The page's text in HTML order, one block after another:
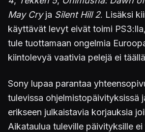
May Cryja Silent Hill 2. Lisäksi
käyttävät levyt eivät toimi
tule tuottamaan ongelmia
kiintolevyä vaativia pelejä ei
Sony lupaa parantaa
tulevissa ohjelmistopäivityksissä
erikseen julkaistavia korjauksia
Aikataulua tuleville päivityksille ei